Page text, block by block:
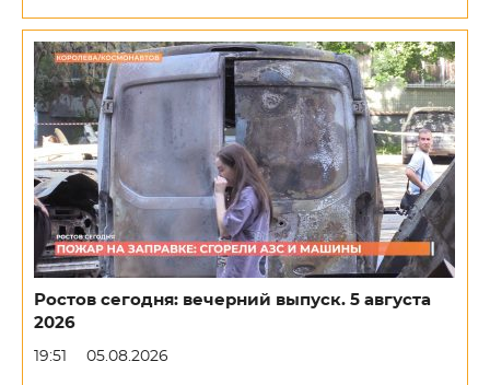
Ростов сегодня: вечерний выпуск. 5 августа
2026
19:51 05.08.2026